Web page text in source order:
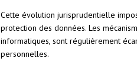
Cette évolution jurisprudentielle
protection des données. Les
informatiques, sont régulièrement
personnelles.